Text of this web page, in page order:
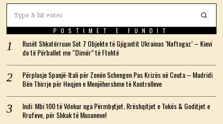
POSTIMET E FUNDIT
Rusët Shkatërruan Sot 7 Objekte të Gjigantit Ukrainas ‘Naftogaz’ – Kievi
do të Përballet me “Dimër” të Ftohtë
Përplasje Spanjë-Itali për Zonën Schengen Pas Krizës në Ceuta – Madridi
Bën Thirrje për Heqjen e Menjëhershme të Kontrolleve
Indi: Mbi 100 të Vdekur nga Përmbytjet, Rrëshqitjet e Tokës & Goditjet e
Rrufeve, për Shkak të Musoneve!